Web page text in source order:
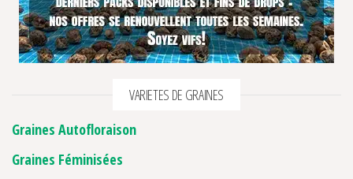
VARIETES DE GRAINES
Graines Autofloraison
Graines Féminisées